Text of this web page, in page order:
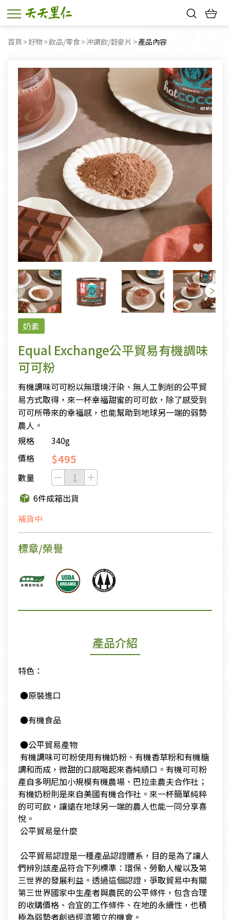
首頁 好物 飲品/零食 沖調飲/穀麥片 目前頁面：
產品內容
奶素
Equal Exchange公平貿易有機調味
可可粉
有機調味可可粉以無環境汙染、無人工剝削的公平貿
易方式取得，來一杯幸福甜蜜的可可飲，除了感受到
可可所帶來的幸福感，也能幫助到地球另一端的弱勢
農人。
規格
340g
價格
$495
數量
6件成箱出貨
補貨中
標章/榮譽
產品介紹
特色：
​ ●原裝進口
​ ●有機食品
​ ●公平貿易產物
​ 有機調味可可粉使用有機奶粉、有機香草粉和有機糖
調和而成，微甜的口感喝起來香純順口。有機可可粉
產自多明尼加小規模有機農場、巴拉圭農夫合作社；
有機奶粉則是來自美國有機合作社。來一杯簡單純粹
的可可飲，讓遠在地球另一端的農人也能一同分享喜
悅。
​ 公平貿易是什麼
​ 公平貿易認證是一種產品認證體系，目的是為了讓人
們辨別該產品符合下列標準：環保、勞動人權以及第
三世界的發展利益。透過這個認證，爭取貿易中有關
第三世界國家中生產者與農民的公平條件，包含合理
的收購價格、合宜的工作條件、在地的永續性，也積
極為弱勢者創造經濟獨立的機會。